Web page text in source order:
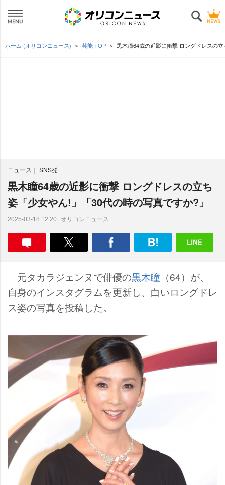
ホーム (オリコンニュース) 芸能 TOP 黒木瞳64歳の近影に衝撃 ロングドレスの
ニュース SNS発
黒木瞳64歳の近影に衝撃 ロングドレスの立ち
姿「少女やん!」「30代の時の写真ですか?」
2025-03-18 12:20 オリコンニュース
元タカラジェンヌで俳優の黒木瞳 （64）が、
自身のインスタグラムを更新し、白いロングドレ
ス姿の写真を投稿した。